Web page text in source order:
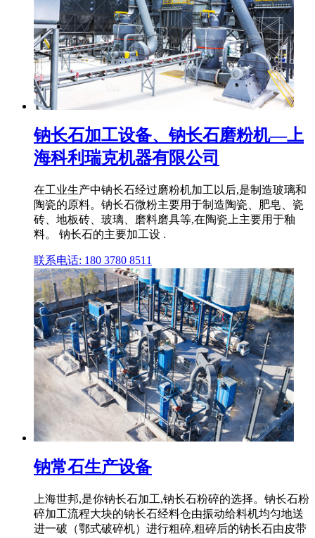
钠长石加工设备、钠长石磨粉机—上
海科利瑞克机器有限公司
在工业生产中钠长石经过磨粉机加工以后,是制造玻璃和
陶瓷的原料。钠长石微粉主要用于制造陶瓷、肥皂、瓷
砖、地板砖、玻璃、磨料磨具等,在陶瓷上主要用于釉
料。 钠长石的主要加工设 .
联系电话: 180 3780 8511
钠常石生产设备
上海世邦,是你钠长石加工,钠长石粉碎的选择。钠长石粉
碎加工流程大块的钠长石经料仓由振动给料机均匀地送
进一破（鄂式破碎机）进行粗碎,粗碎后的钠长石由皮带